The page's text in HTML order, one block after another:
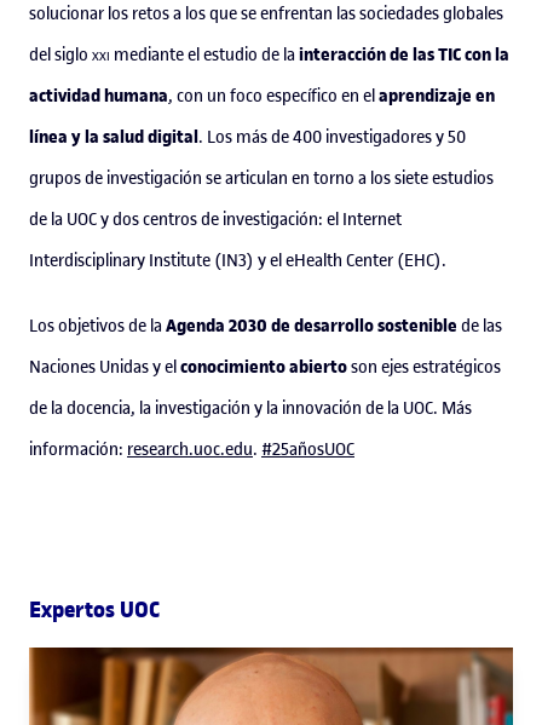
solucionar los retos a los que se enfrentan las sociedades globales
del siglo xxi mediante el estudio de la interacción de las TIC con la
actividad humana, con un foco específico en elaprendizaje en
línea y la salud digital. Los más de 400 investigadores y 50
grupos de investigación se articulan en torno a los siete estudios
de la UOC y dos centros de investigación: el Internet
Interdisciplinary Institute (IN3) y el eHealth Center (EHC).
Los objetivos de la Agenda 2030 de desarrollo sostenible de las
Naciones Unidas y elconocimiento abiertoson ejes estratégicos
de la docencia, la investigación y la innovación de la UOC. Más
información: research.uoc.edu. #25añosUOC
Expertos UOC